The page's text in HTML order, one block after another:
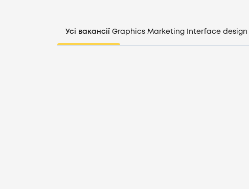
Усі вакансії Graphics Marketing Interface design